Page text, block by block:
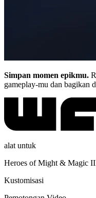
Simpan momen epikmu.
gameplay-mu dan bagikan
alat untuk
Heroes of Might & Magic
Kustomisasi